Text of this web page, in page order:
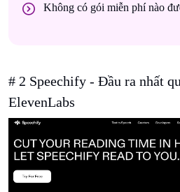
Không có gói miễn phí nào
# 2 Speechify - Đầu ra nhất
ElevenLabs